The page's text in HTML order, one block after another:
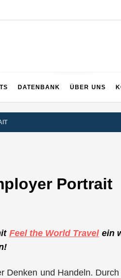
DATENBANK ÜBER UNS
Portrait
Feel the World Travelein
Denken und Handeln.